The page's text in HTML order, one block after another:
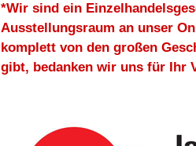
*Wir sind ein
Ausstellungsraum an unser
komplett von den großen
gibt, bedanken wir uns für Ihr